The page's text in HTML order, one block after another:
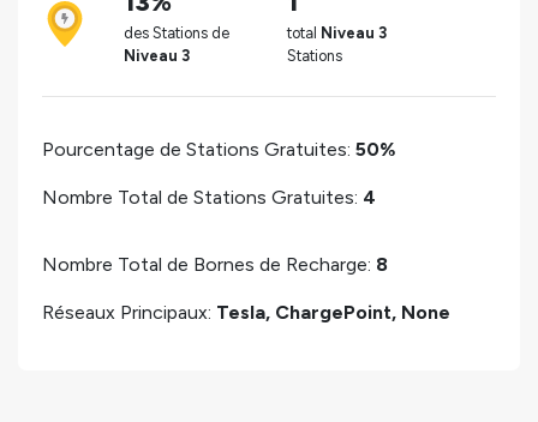
des Stations de
Niveau 3
total Niveau 3
Stations
Pourcentage de Stations Gratuites: 50%
Nombre Total de Stations Gratuites: 4
Nombre Total de Bornes de Recharge: 8
Réseaux Principaux: Tesla, ChargePoint, None